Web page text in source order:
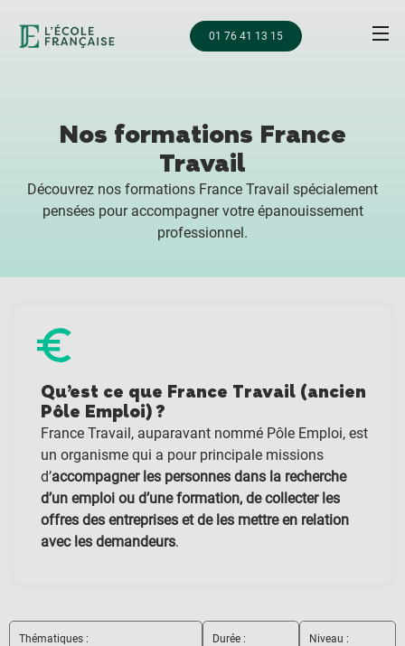
01 76 41 13 15
Nos formations France
Travail
Découvrez nos formations France Travail spécialement
pensées pour accompagner votre épanouissement
professionnel.
Qu’est ce que France Travail (ancien
Pôle Emploi) ?
France Travail, auparavant nommé Pôle Emploi, est
un organisme qui a pour principale missions
d’accompagner les personnes dans la recherche
d’un emploi ou d’une formation, de collecter les
offres des entreprises et de les mettre en relation
avec les demandeurs.
Thématiques : Durée : Niveau :